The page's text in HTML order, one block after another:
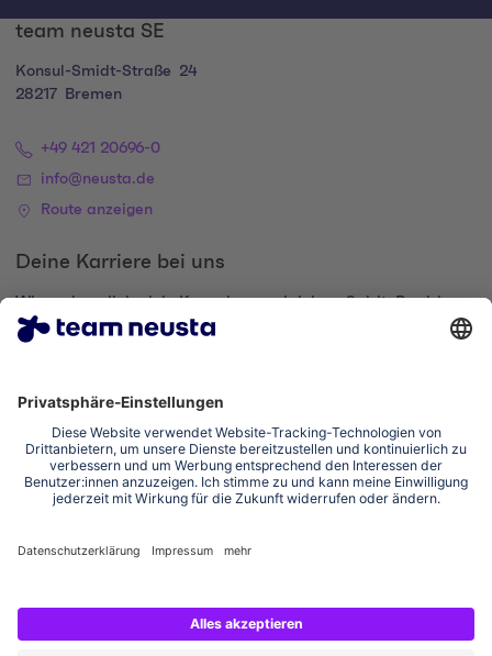
team neusta SE
Konsul-Smidt-Straße
24
28217
Bremen
+49 421 20696-0
info@neusta.de
Route anzeigen
Deine Karriere bei uns
Wir suchen dich, dein Know-how und deinen Spirit. Bewirb
dich und komm zur digital family.
Zum Karriere-Portal
Impressum Datenschutzerklärung
Cookie-Einstellungen Erklärung zur Barrierefreiheit
Social Media Links